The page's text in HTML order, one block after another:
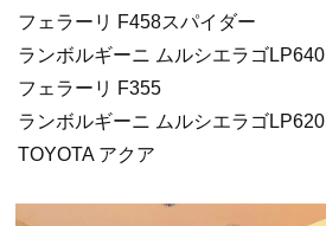
フェラーリ F458スパイダー
ランボルギーニ ムルシエラゴLP640
フェラーリ F355
ランボルギーニ ムルシエラゴLP620
TOYOTA アクア